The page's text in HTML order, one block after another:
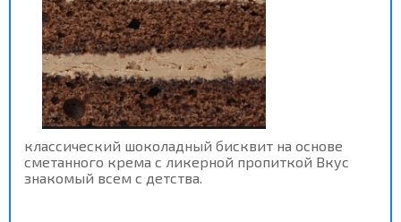
классический шоколадный бисквит на основе
сметанного крема с ликерной пропиткой Вкус
знакомый всем с детства.